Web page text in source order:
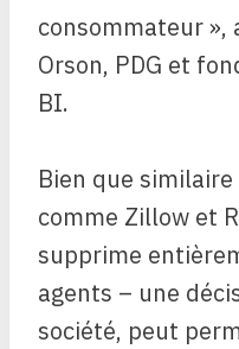
consommateur »,
Orson, PDG et
BI.
Bien que
comme Zillow et
supprime
agents – une
société, peut